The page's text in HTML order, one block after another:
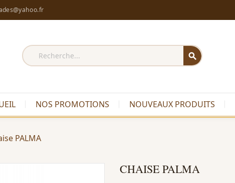
search
NOS PROMOTIONS NOUVEAUX PRODUITS
PALMA
CHAISE PALMA